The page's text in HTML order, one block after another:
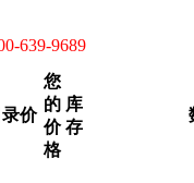
639-9689
录价
您
的
价
格
库
存